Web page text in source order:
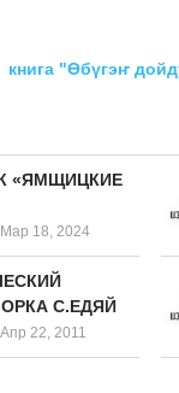
книга "Өбүгэҥ
«ЯМЩИЦКИЕ
Мар 18, 2024
С.ЕДЯЙ
Апр 22, 2011